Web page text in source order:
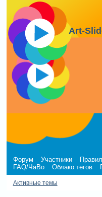
Art-
Форум Участники
FAQ/ЧаВо
Облако тегов
Активные темы